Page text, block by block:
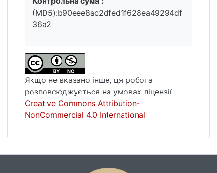
(MD5):b90eee8ac2dfed1f628ea49294df
36a2
Якщо не вказано інше, ця робота
розповсюджується на умовах ліцензії
Creative Commons Attribution-
NonCommercial 4.0 International